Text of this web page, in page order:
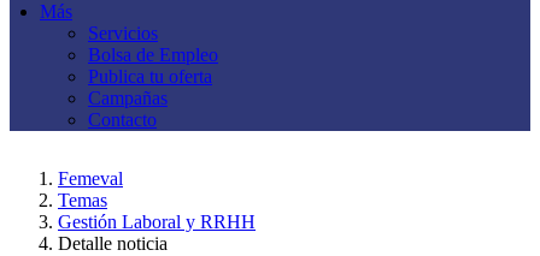
Más
Servicios
Bolsa de Empleo
Publica tu oferta
Campañas
Contacto
Femeval
Temas
Gestión Laboral y RRHH
Detalle noticia